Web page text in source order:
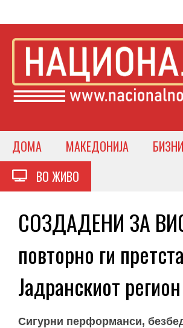
ДОМА МАКЕДОНИЈА
ВО ЖИВО
СОЗДАДЕНИ ЗА
повторно ги
Јадранскиот регион
Сигурни перформанси,